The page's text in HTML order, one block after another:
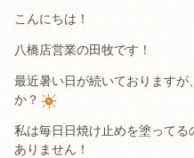
こんにちは！
八橋店営業の田牧です！
最近暑い日が続いておりますが
か？
私は毎日日焼け止めを塗って
ありません！